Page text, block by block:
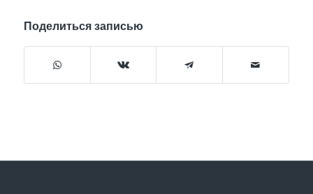
Поделиться записью